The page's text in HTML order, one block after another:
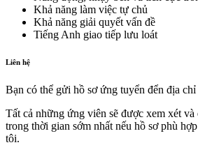
Khả năng làm việc tự chủ
Khả năng giải quyết vấn đề
Tiếng Anh giao tiếp lưu loát
Liên hệ
Bạn có thể gửi hồ sơ ứng tuyển đển địa chỉ
Tất cả những ứng viên sẽ được xem xét và
trong thời gian sớm nhất nếu hồ sơ phù
tôi.